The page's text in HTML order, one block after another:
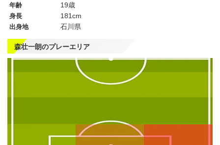
年齢 19歳
身長 181cm
出身地 石川県
森壮一朗のプレーエリア
左
WG
CF
右
WG
CMF
CB
SB